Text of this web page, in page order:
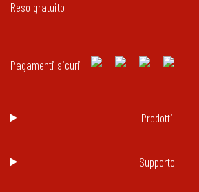
Reso gratuito
Pagamenti sicuri
Prodotti
Supporto